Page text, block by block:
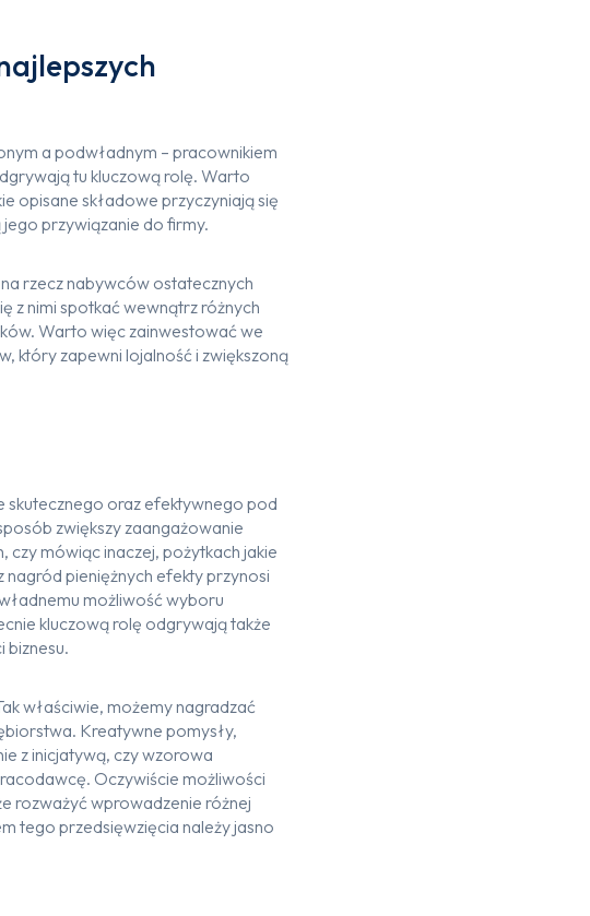
a podwładnym – pracownikiem
tu kluczową rolę. Warto
opisane składowe przyczyniają się
jego przywiązanie do firmy.
rzecz nabywców ostatecznych
z nimi spotkać wewnątrz różnych
Warto więc zainwestować we
który zapewni lojalność i zwiększoną
skutecznego oraz efektywnego pod
zwiększy zaangażowanie
mówiąc inaczej, pożytkach jakie
pieniężnych efekty przynosi
możliwość wyboru
kluczową rolę odgrywają także
biznesu.
właściwie, możemy nagradzać
Kreatywne pomysły,
z inicjatywą, czy wzorowa
Oczywiście możliwości
rozważyć wprowadzenie różnej
tego przedsięwzięcia należy jasno